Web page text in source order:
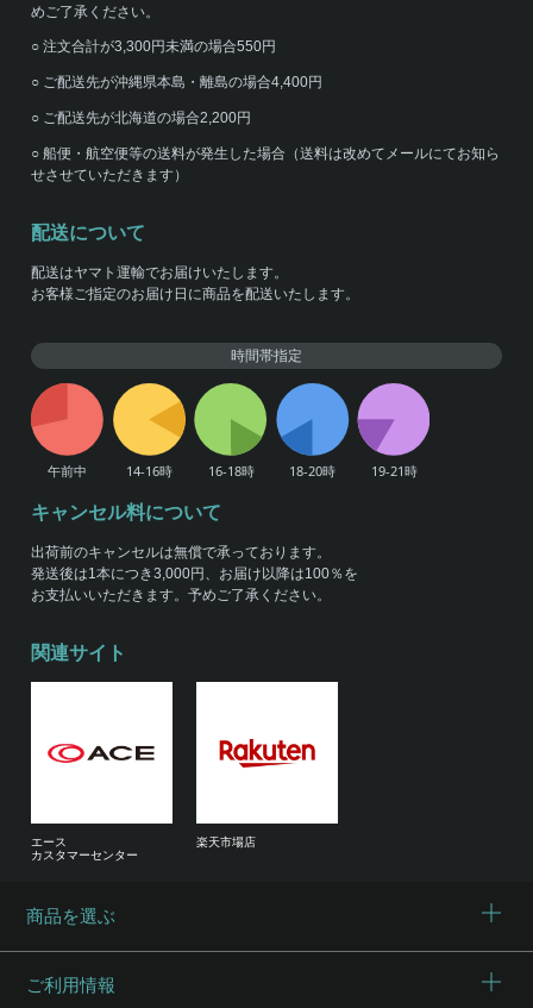
めご了承ください。
○ 注文合計が3,300円未満の場合550円
○ ご配送先が沖縄県本島・離島の場合4,400円
○ ご配送先が北海道の場合2,200円
○ 船便・航空便等の送料が発生した場合（送料は改めてメールにてお知ら
せさせていただきます）
配送について
配送はヤマト運輸でお届けいたします。
お客様ご指定のお届け日に商品を配送いたします。
時間帯指定
キャンセル料について
出荷前のキャンセルは無償で承っております。
発送後は1本につき3,000円、お届け以降は100％を
お支払いいただきます。予めご了承ください。
関連サイト
エース
カスタマーセンター
楽天市場店
商品を選ぶ
ご利用情報